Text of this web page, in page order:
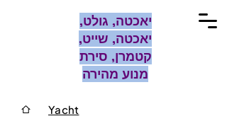
יאכטה, גולט,
יאכטה, שייט,
קטמרן, סירת
מנוע מהירה
Yacht